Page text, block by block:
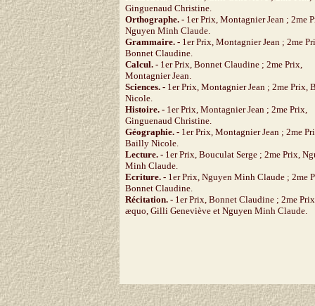
Ginguenaud Christine.
Orthographe. - 1er Prix, Montagnier Jean ; 2me
Nguyen Minh Claude.
Grammaire. - 1er Prix, Montagnier Jean ; 2me
Bonnet Claudine.
Calcul. - 1er Prix, Bonnet Claudine ; 2me Prix,
Montagnier Jean.
Sciences. - 1er Prix, Montagnier Jean ; 2me Prix,
Nicole.
Histoire. - 1er Prix, Montagnier Jean ; 2me Prix,
Ginguenaud Christine.
Géographie. - 1er Prix, Montagnier Jean ; 2me
Bailly Nicole.
Lecture. - 1er Prix, Bouculat Serge ; 2me Prix,
Minh Claude.
Ecriture. - 1er Prix, Nguyen Minh Claude ; 2me
Bonnet Claudine.
Récitation. - 1er Prix, Bonnet Claudine ; 2me
æquo, Gilli Geneviève et Nguyen Minh Claude.